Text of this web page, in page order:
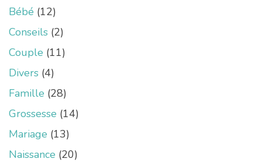
Bébé (12)
Conseils (2)
Couple (11)
Divers (4)
Famille (28)
Grossesse (14)
Mariage (13)
Naissance (20)